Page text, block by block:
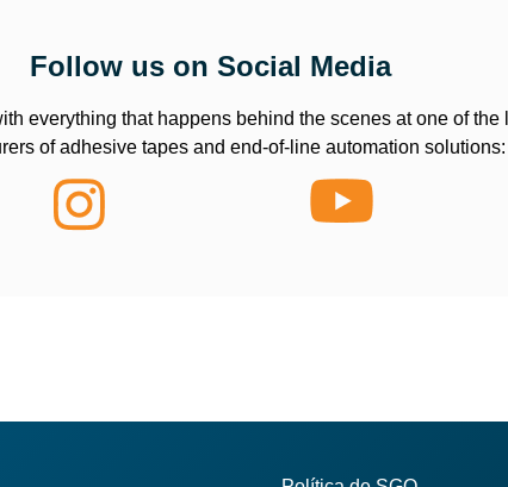
Follow us on Social Media
everything that happens behind the scenes at one of the
of adhesive tapes and end-of-line automation solutions: